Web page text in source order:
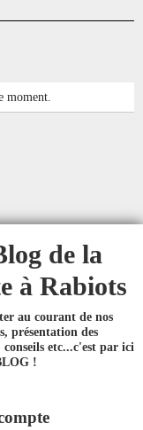
moment.
de la
à Rabiots
au courant de nos
présentation des
conseils etc...c'est par ici
!